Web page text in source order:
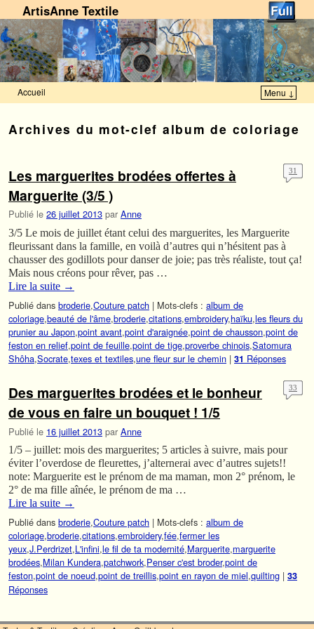
ArtisAnne Textile
Accueil Menu ↓
Archives du mot-clef album de coloriage
Les marguerites brodées offertes à
Marguerite (3/5 )
Publié le 26 juillet 2013 par Anne
31
3/5 Le mois de juillet étant celui des marguerites, les Marguerite
fleurissant dans la famille, en voilà d’autres qui n’hésitent pas à
chausser des godillots pour danser de joie; pas très réaliste, tout ça!
Mais nous créons pour rêver, pas …
Lire la suite →
Publié dans broderie,Couture patch | Mots-clefs : album de
coloriage,beauté de l'âme,broderie,citations,embroidery,haïku,les fleurs du
prunier au Japon,point avant,point d'araignée,point de chausson,point de
feston en relief,point de feuille,point de tige,proverbe chinois,Satomura
Shôha,Socrate,texes et textiles,une fleur sur le chemin | 31 Réponses
Des marguerites brodées et le bonheur
de vous en faire un bouquet ! 1/5
Publié le 16 juillet 2013 par Anne
33
1/5 – juillet: mois des marguerites; 5 articles à suivre, mais pour
éviter l’overdose de fleurettes, j’alternerai avec d’autres sujets!!
note: Marguerite est le prénom de ma maman, mon 2° prénom, le
2° de ma fille aînée, le prénom de ma …
Lire la suite →
Publié dans broderie,Couture patch | Mots-clefs : album de
coloriage,broderie,citations,embroidery,fée,fermer les
yeux,J.Perdrizet,L'infini,le fil de ta modernité,Marguerite,marguerite
brodées,Milan Kundera,patchwork,Penser c'est broder,point de
feston,point de noeud,point de treillis,point en rayon de miel,quilting | 33
Réponses